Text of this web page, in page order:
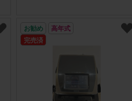
お勧め
高年式
完売済